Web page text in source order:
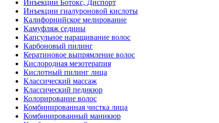
Инъекции Ботокс, Диспорт
Инъекции гиалуроновой кислоты
Калифорнийское мелирование
Камуфляж седины
Капсульное наращивание волос
Карбоновый пилинг
Кератиновое выпрямление волос
Кислородная мезотерапия
Кислотный пилинг лица
Классический массаж
Классический педикюр
Колорирование волос
Комбинированная чистка лица
Комбинированный маникюр